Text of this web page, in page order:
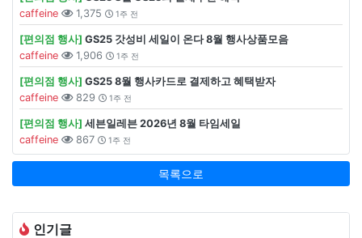
caffeine
1,375 1주 전
[편의점 행사] GS25 갓성비 세일이 온다 8월 행사상품모음
caffeine
1,906 1주 전
[편의점 행사] GS25 8월 행사카드로 결제하고 혜택받자
caffeine
829 1주 전
[편의점 행사] 세븐일레븐 2026년 8월 타임세일
caffeine
867 1주 전
목록으로
인기글